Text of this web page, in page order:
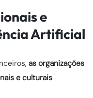
e
Artificial
as organizações
e culturais